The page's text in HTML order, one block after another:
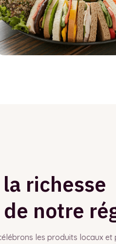
richesse
notre
les produits locaux